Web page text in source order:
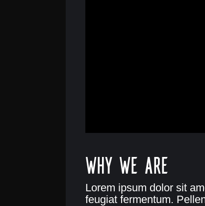
Why we are
Lorem ipsum dolor sit
feugiat fermentum.